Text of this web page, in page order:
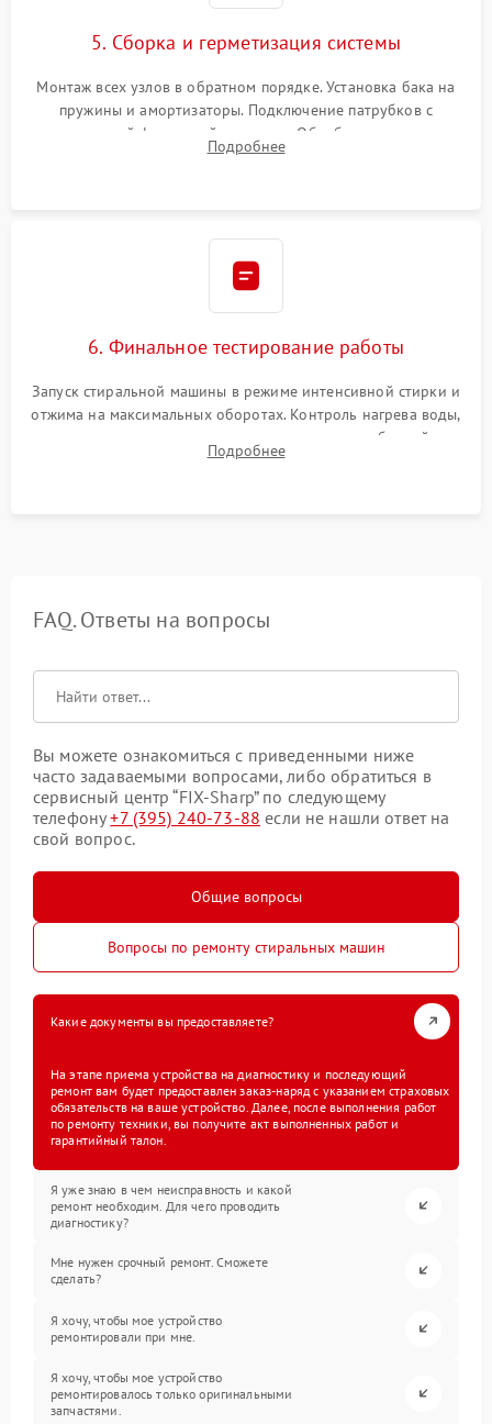
5. Сборка и герметизация системы
Монтаж всех узлов в обратном порядке. Установка бака на
пружины и амортизаторы. Подключение патрубков с
надежной фиксацией хомутами. Обработка стыков
герметиком для предотвращения возможных протечек воды.
Подробнее
6. Финальное тестирование работы
Запуск стиральной машины в режиме интенсивной стирки и
отжима на максимальных оборотах. Контроль нагрева воды,
корректности слива, отсутствия излишних вибраций,
посторонних стуков и протечек под корпусом.
Подробнее
FAQ. Ответы на вопросы
Вы можете ознакомиться с приведенными ниже
часто задаваемыми вопросами, либо обратиться в
сервисный центр “FIX-Sharp” по следующему
телефону+7 (395) 240-73-88 если не нашли ответ на
свой вопрос.
Общие вопросы
Вопросы по ремонту стиральных машин
Какие документы вы предоставляете?
На этапе приема устройства на диагностику и последующий
ремонт вам будет предоставлен заказ-наряд с указанием страховых
обязательств на ваше устройство. Далее, после выполнения работ
по ремонту техники, вы получите акт выполненных работ и
гарантийный талон.
Я уже знаю в чем неисправность и какой
ремонт необходим. Для чего проводить
диагностику?
Мне нужен срочный ремонт. Сможете
сделать?
Я хочу, чтобы мое устройство
ремонтировали при мне.
Я хочу, чтобы мое устройство
ремонтировалось только оригинальными
запчастями.